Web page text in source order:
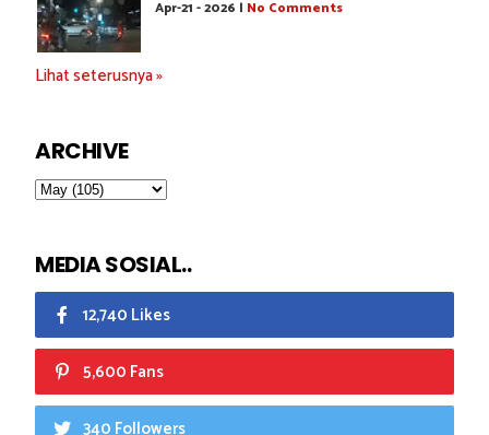
Apr-21 - 2026 | No Comments
Lihat seterusnya »
ARCHIVE
MEDIA SOSIAL..
12,740 Likes
5,600 Fans
340 Followers